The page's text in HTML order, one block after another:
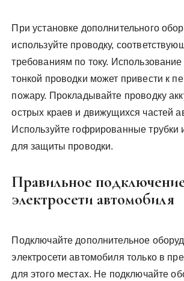
При установке дополнительного
используйте проводку,
требованиям по току.
тонкой проводки может привести к
пожару. Прокладывайте проводку
острых краев и движущихся частей
Используйте гофрированные трубки
для защиты проводки.
Правильное
электросети автомобиля
Подключайте дополнительное
электросети автомобиля только в
для этого местах. Не подключайте